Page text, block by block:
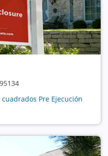
Pre Ejecución